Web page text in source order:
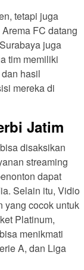
tetapi juga
FC datang
juga
tim memiliki
hasil
mereka di
Jatim
disaksikan
streaming
dapat
Selain itu, Vidio
yang cocok untuk
Platinum,
menikmati
A, dan Liga